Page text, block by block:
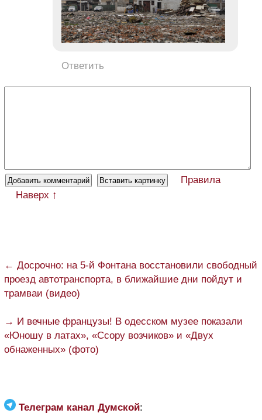
Ответить
Правила
Наверх ↑
← Досрочно: на 5-й Фонтана восстановили свободный
проезд автотранспорта, в ближайшие дни пойдут и
трамваи (видео)
→ И вечные французы! В одесском музее показали
«Юношу в латах», «Ссору возчиков» и «Двух
обнаженных» (фото)
Телеграм канал Думской: